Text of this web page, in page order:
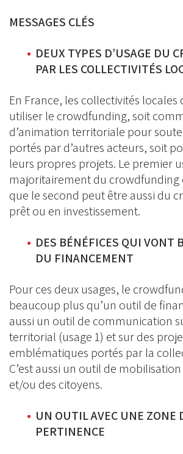
MESSAGES CLÉS
DEUX TYPES D’USAGE DU
PAR LES COLLECTIVITÉS
En France, les collectivités
utiliser le crowdfunding, soit
d’animation territoriale pour
portés par d’autres acteurs, soit
leurs propres projets. Le premier
majoritairement du crowdfunding
que le second peut être aussi du
prêt ou en investissement.
DES BÉNÉFICES QUI VONT
DU FINANCEMENT
Pour ces deux usages, le
beaucoup plus qu’un outil de
aussi un outil de communication
territorial (usage 1) et sur des
emblématiques portés par la
C’est aussi un outil de
et/ou des citoyens.
UN OUTIL AVEC UNE ZONE
PERTINENCE